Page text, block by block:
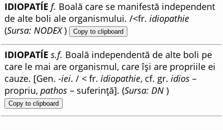
IDIOPATÍE f. Boală care se manifestă independent
de alte boli ale organismului. /<fr.idiopathie
(Sursa: NODEX) Copy to clipboard
IDIOPATÍE s.f. Boală independentă de alte boli pe
care le mai are organismul, care își are propriile ei
cauze. [Gen.-iei. / < fr.idiopathie, cf. gr.idios –
propriu,pathos – suferință]. (Sursa: DN )
Copy to clipboard